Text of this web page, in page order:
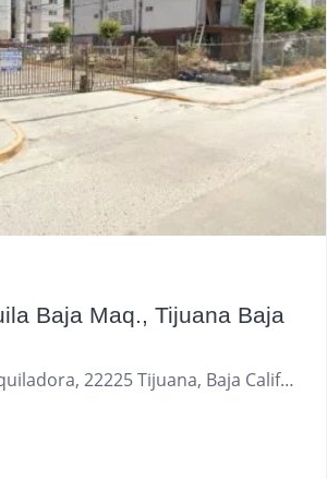
Baja Maq., Tijuana Baja
Calle Baja Maquiladora, 22225 Tijuana, Baja California, México